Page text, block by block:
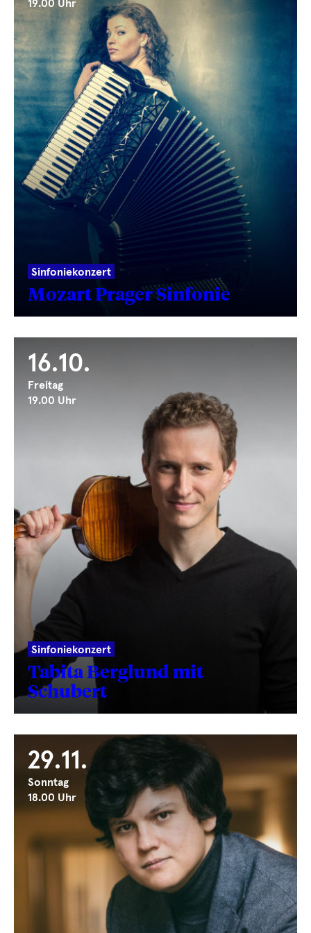
19.00 Uhr
Sinfoniekonzert
Mozart Prager Sinfonie
16.10.
Freitag
19.00 Uhr
Sinfoniekonzert
Tabita Berglund mit
Schubert
29.11.
Sonntag
18.00 Uhr